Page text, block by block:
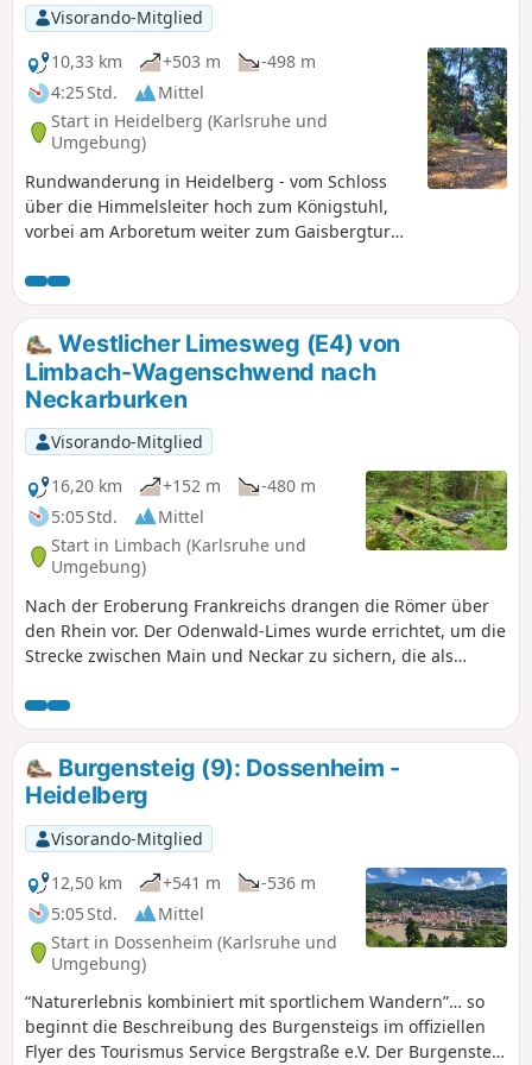
Visorando-Mitglied
10,33 km
+503 m
-498 m
4:25 Std.
Mittel
Start in Heidelberg (Karlsruhe und
Umgebung)
Rundwanderung in Heidelberg - vom Schloss
über die Himmelsleiter hoch zum Königstuhl,
vorbei am Arboretum weiter zum Gaisbergturm
Westlicher Limesweg (E4) von
Limbach-Wagenschwend nach
Neckarburken
Visorando-Mitglied
16,20 km
+152 m
-480 m
5:05 Std.
Mittel
Start in Limbach (Karlsruhe und
Umgebung)
Nach der Eroberung Frankreichs drangen die Römer über
den Rhein vor. Der Odenwald-Limes wurde errichtet, um die
Strecke zwischen Main und Neckar zu sichern, die als
Chr. erbauten, Grenzwall sollte die römische Provinz
Germania Superior geschützt werden. Deine Wanderung
führt in der vierten Etappe entlang der ehemaligen
Grenzlinie von Limbach-Wagenschwend bis nach
Neckarburken. Während dieser landschaftlich und kulturell
bereichernden Tour passierst Du Überreste römischer
Wachttürme, Kastelle (Truppenunterkünfte), Badeanlagen
und Grenzbefestigungen. Informative Tafeln weisen auf die
Sehenswürdigkeiten hin und geben Einblicke in das Leben
in der ehemaligen Grenzregion.
Burgensteig (9): Dossenheim -
Heidelberg
Visorando-Mitglied
12,50 km
+541 m
-536 m
5:05 Std.
Mittel
Start in Dossenheim (Karlsruhe und
Umgebung)
“Naturerlebnis kombiniert mit sportlichem Wandern”… so
beginnt die Beschreibung des Burgensteigs im offiziellen
Flyer des Tourismus Service Bergstraße e.V. Der Burgensteig